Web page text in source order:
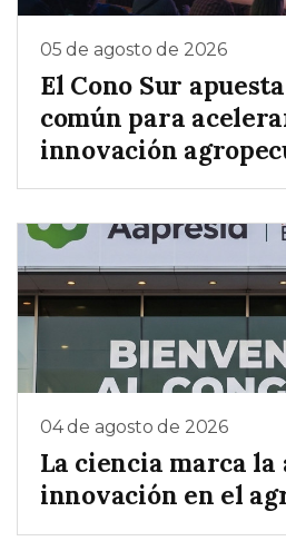
05 de agosto de 2026
El Cono Sur
común para
innovación
04 de agosto de 2026
La ciencia marca la
innovación en el